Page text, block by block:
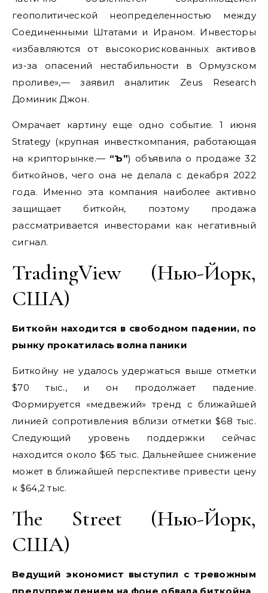
геополитической неопределенностью между
Соединенными Штатами и Ираном. Инвесторы
«избавляются от высокорискованных активов
из-за опасений нестабильности в Ормузском
проливе»,— заявил аналитик Zeus Research
Доминик Джон.
Омрачает картину еще одно событие. 1 июня
Strategy (крупная инвесткомпания, работающая
на крипторынке.— “Ъ”) объявила о продаже 32
биткойнов, чего она не делала с декабря 2022
года. Именно эта компания наиболее активно
защищает биткойн, поэтому продажа
рассматривается инвесторами как негативный
сигнал.
TradingView (Нью-Йорк,
США)
Биткойн находится в свободном падении, по
рынку прокатилась волна паники
Биткойну не удалось удержаться выше отметки
$70 тыс., и он продолжает падение.
Формируется «медвежий» тренд с ближайшей
линией сопротивления вблизи отметки $68 тыс.
Следующий уровень поддержки сейчас
находится около $65 тыс. Дальнейшее снижение
может в ближайшей перспективе привести цену
к $64,2 тыс.
The Street (Нью-Йорк,
США)
Ведущий экономист выступил с тревожным